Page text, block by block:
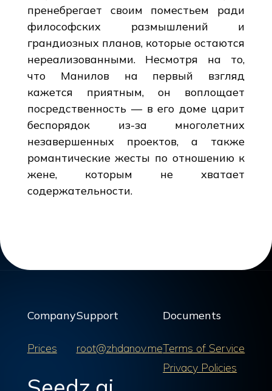
пренебрегает своим поместьем ради
философских размышлений и
грандиозных планов, которые остаются
нереализованными. Несмотря на то,
что Манилов на первый взгляд
кажется приятным, он воплощает
посредственность — в его доме царит
беспорядок из-за многолетних
незавершенных проектов, а также
романтические жесты по отношению к
жене, которым не хватает
содержательности.
Company
Prices
Support
root@zhdanov.me
Documents
Terms of Service
Privacy Policies